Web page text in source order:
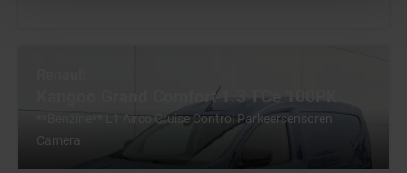
Kangoo Grand Comfort 1.3 TCe 100PK
**Benzine** L1 Airco Cruise Control Parkeersensoren
Camera